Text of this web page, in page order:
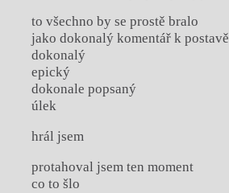
to všechno by se prostě bralo
jako dokonalý komentář k postavě
dokonalý
epický
dokonale popsaný
úlek
hrál jsem
protahoval jsem ten moment
co to šlo